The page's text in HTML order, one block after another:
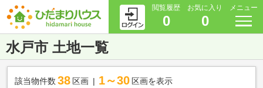
閲覧履歴
0
お気に入り
0
メニュー
水戸市 土地一覧
該当物件数 38 区画 1～30 区画を表示